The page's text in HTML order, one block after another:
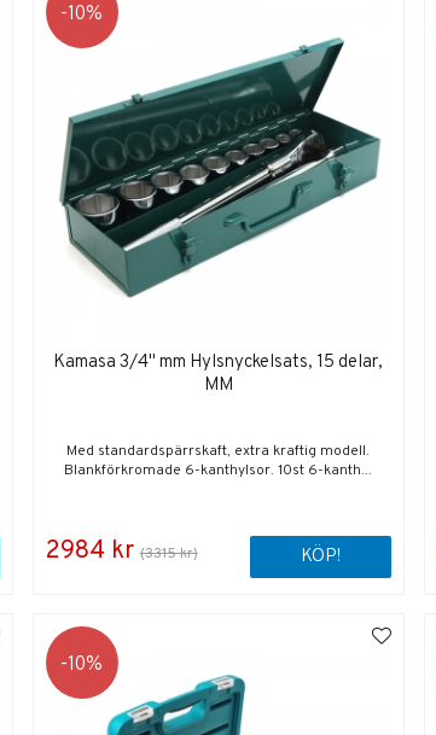
10
Kamasa 3/4" mm Hylsnyckelsats, 15 delar,
MM
Med standardspärrskaft, extra kraftig modell.
Blankförkromade 6-kanthylsor. 10st 6-kanth...
2984 kr (3315 kr) KÖP!
10